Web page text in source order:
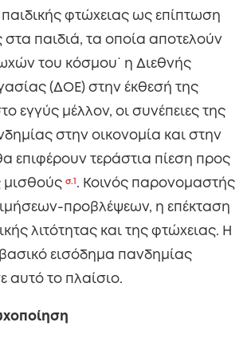
φτώχειας ως επίπτωση
στα παιδιά, τα οποία αποτελούν
του κόσμου˙ η Διεθνής
(ΔΟΕ) στην έκθεσή της
εγγύς μέλλον, οι συνέπειες της
στην οικονομία και στην
επιφέρουν τεράστια πίεση προς
μισθούς σ.1 . Κοινός παρονομαστής
προβλέψεων, η επέκταση
λιτότητας και της φτώχειας. Η
εισόδημα πανδημίας
αυτό το πλαίσιο.